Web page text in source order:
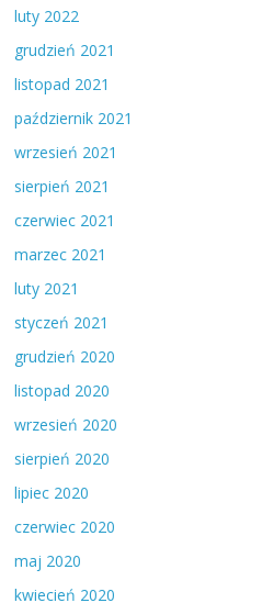
luty 2022
grudzień 2021
listopad 2021
październik 2021
wrzesień 2021
sierpień 2021
czerwiec 2021
marzec 2021
luty 2021
styczeń 2021
grudzień 2020
listopad 2020
wrzesień 2020
sierpień 2020
lipiec 2020
czerwiec 2020
maj 2020
kwiecień 2020